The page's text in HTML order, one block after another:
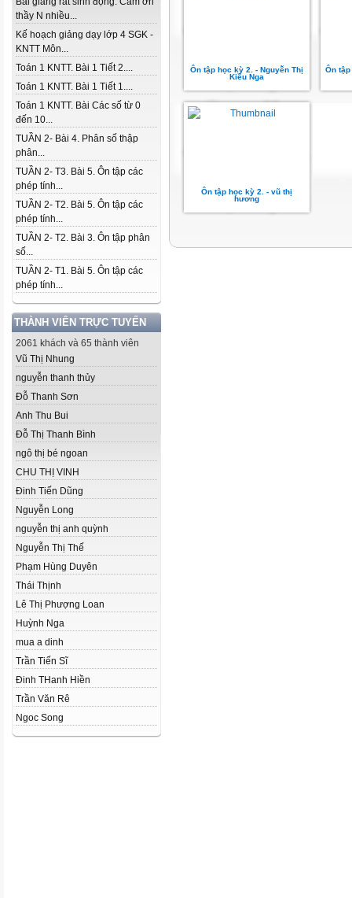
thầy N nhiều...
Kế hoạch giảng dạy lớp 4 SGK -
KNTT Môn...
Toán 1 KNTT. Bài 1 Tiết 2....
Toán 1 KNTT. Bài 1 Tiết 1....
Toán 1 KNTT. Bài Các số từ 0
đến 10...
TUẦN 2- Bài 4. Phân số thập
phân...
TUẦN 2- T3. Bài 5. Ôn tập các
phép tính...
TUẦN 2- T2. Bài 5. Ôn tập các
phép tính...
TUẦN 2- T2. Bài 3. Ôn tập phân
số...
TUẦN 2- T1. Bài 5. Ôn tập các
phép tính...
THÀNH VIÊN TRỰC TUYẾN
2061 khách và 65 thành viên
Vũ Thị Nhung
nguyễn thanh thủy
Đỗ Thanh Sơn
Anh Thu Bui
Đỗ Thị Thanh Bình
ngô thị bé ngoan
CHU THỊ VINH
Đinh Tiến Dũng
Nguyễn Long
nguyễn thị anh quỳnh
Nguyễn Thị Thế
Phạm Hùng Duyên
Thái Thịnh
Lê Thị Phượng Loan
Huỳnh Nga
mua a dinh
Trần Tiến Sĩ
Đinh THanh Hiền
Trần Văn Rê
Ngoc Song
Ôn tập học kỳ 2. - Nguyễn Thị
Kiều Nga
Ôn
Ôn tập học kỳ 2. - vũ thị
hương